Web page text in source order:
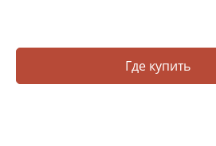
Где купить